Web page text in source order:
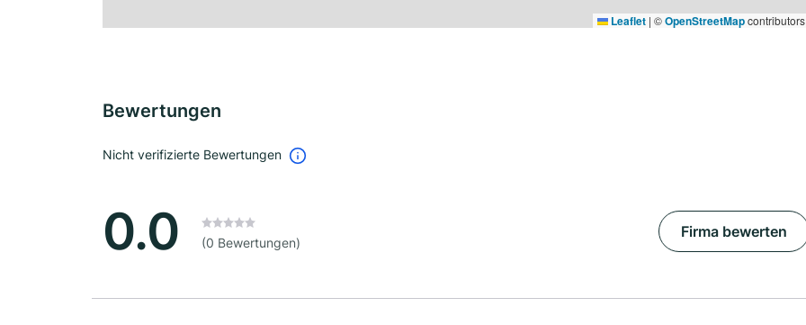
Leaflet | ©OpenStreetMapcontributors
Bewertungen
Nicht verifizierte Bewertungen
0.0 (0 Bewertungen)
Firma bewerten